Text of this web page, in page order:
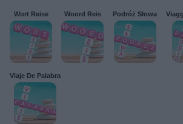
Wort Reise Woord Reis Podróż Słowa
Viaje De Palabra